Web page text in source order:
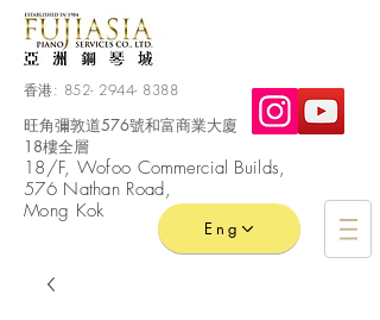
香港: 852- 2944- 8388
旺角彌敦道576號和富商業大廈
18樓全層
​18/F, Wofoo Commercial Builds,
576 Nathan Road,
Mong Kok
Eng